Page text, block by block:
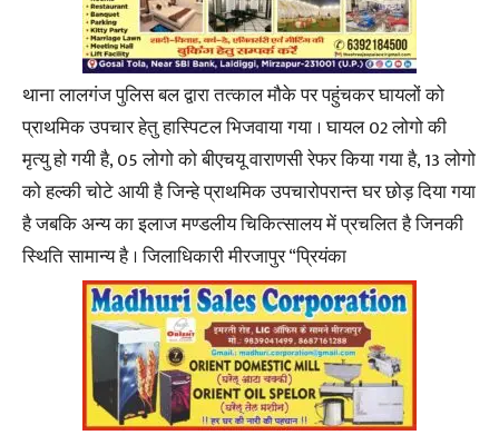
थाना लालगंज पुलिस बल द्वारा तत्काल मौके पर पहुंचकर घायलों को
प्राथमिक उपचार हेतु हास्पिटल भिजवाया गया । घायल 02 लोगो की
मृत्यु हो गयी है, 05 लोगो को बीएचयू वाराणसी रेफर किया गया है, 13 लोगो
को हल्की चोटे आयी है जिन्हे प्राथमिक उपचारोपरान्त घर छोड़ दिया गया
है जबकि अन्य का इलाज मण्डलीय चिकित्सालय में प्रचलित है जिनकी
स्थिति सामान्य है । जिलाधिकारी मीरजापुर “प्रियंका